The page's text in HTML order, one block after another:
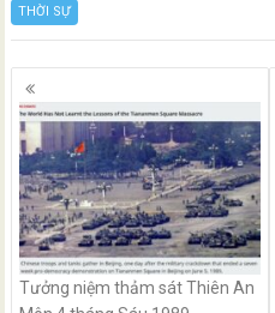
THỜI SỰ
Posts
navigation
Tưởng niệm thảm sát Thiên An